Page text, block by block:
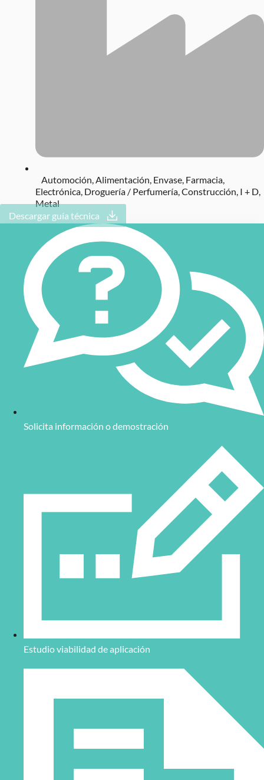
Automoción,Alimentación, Envase, Farmacia,
Electrónica, Droguería / Perfumería,Construcción, I + D,
Metal
Descargar guía técnica
Solicita información o demostración
Estudio viabilidad de aplicación